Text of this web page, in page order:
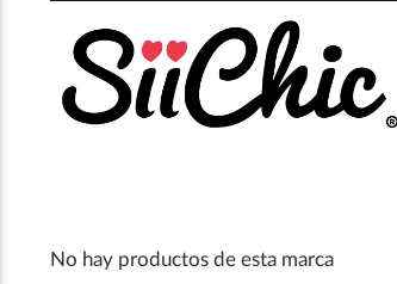
No hay productos de esta marca